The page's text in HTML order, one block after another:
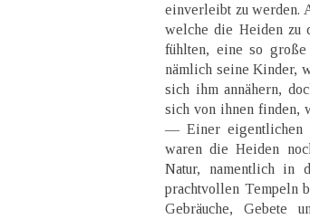
einverleibt zu werden.
welche die Heiden zu
fühlten, eine so
nämlich seine Kinder,
sich ihm annähern,
sich von ihnen finden,
— Einer eigentlichen
waren die Heiden
Natur, namentlich in
prachtvollen Tempeln
Gebräuche, Gebete